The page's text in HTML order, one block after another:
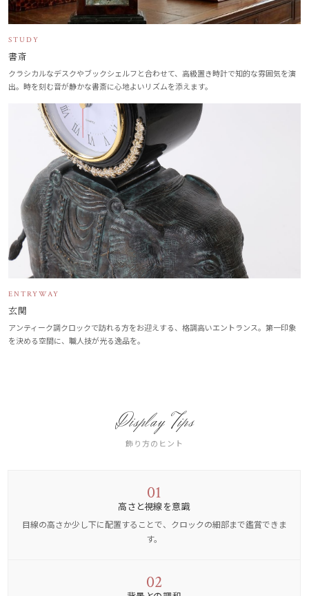
STUDY
書斎
クラシカルなデスクやブックシェルフと合わせて、高級置き時計で知的な雰囲気を演
出。時を刻む音が静かな書斎に心地よいリズムを添えます。
ENTRYWAY
玄関
アンティーク調クロックで訪れる方をお迎えする、格調高いエントランス。第一印象
を決める空間に、職人技が光る逸品を。
Display Tips
飾り方のヒント
01
高さと視線を意識
目線の高さか少し下に配置することで、クロックの細部まで鑑賞できま
す。
02